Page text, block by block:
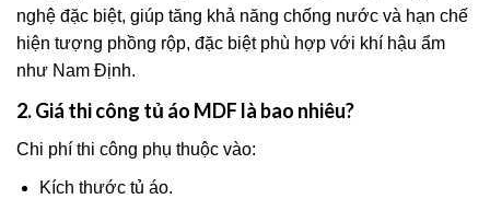
nghệ đặc biệt, giúp tăng khả năng chống nước và hạn chế
hiện tượng phồng rộp, đặc biệt phù hợp với khí hậu ẩm
như Nam Định.
2. Giá thi công tủ áo MDF là bao nhiêu?
Chi phí thi công phụ thuộc vào:
Kích thước tủ áo.